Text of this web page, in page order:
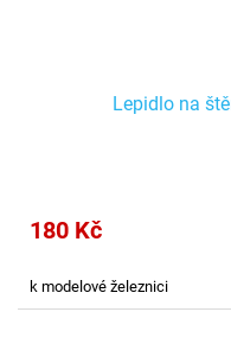
Lepidlo na
180 Kč
k modelové železnici